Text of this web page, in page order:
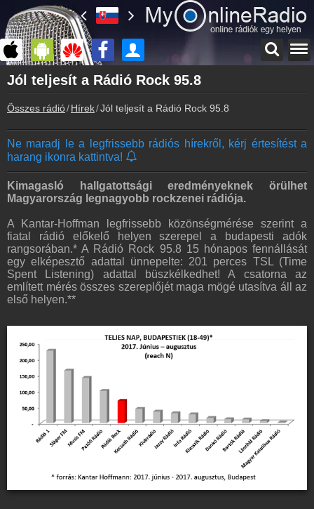
Főoldal
myonlineradio.hu
Bejelentkezés
Kapcsolat
Írj nekünk!
Partnerek
Rádiós partnerek
Rádió beágyazás
Ágyazd be weboldaladba
Online rádió készítés
Készítés lépésről lépésre
Jól teljesít a Rádió Rock 95.8
Összes rádió Hírek Jól teljesít a Rádió Rock 95.8
Ne maradj le a legfrissebb rádiós hírekről, kérj értesítést a
harang ikonra kattintva!
Kimagasló hallgatottsági eredményeknek örülhet
Magyarország legnagyobb rockzenei rádiója.
A Kantar-Hoffman legfrissebb közönségmérése szerint a
fiatal rádió előkelő helyen szerepel a budapesti adók
rangsorában.* A Rádió Rock 95.8 15 hónapos fennállását
egy elképesztő adattal ünnepelte: 201 perces TSL (Time
Spent Listening) adattal büszkélkedhet! A csatorna az
említett mérés összes szereplőjét maga mögé utasítva áll az
első helyen.**